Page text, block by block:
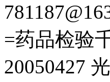
=药品检验
20050427